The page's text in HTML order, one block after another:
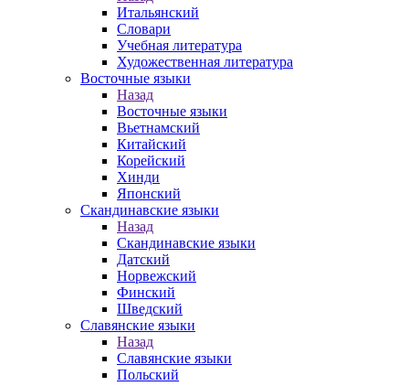
Итальянский
Словари
Учебная литература
Художественная литература
Восточные языки
Назад
Восточные языки
Вьетнамский
Китайский
Корейский
Хинди
Японский
Скандинавские языки
Назад
Скандинавские языки
Датский
Норвежский
Финский
Шведский
Славянские языки
Назад
Славянские языки
Польский